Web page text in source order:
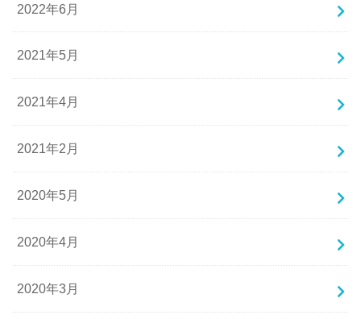
2022年6月
2021年5月
2021年4月
2021年2月
2020年5月
2020年4月
2020年3月